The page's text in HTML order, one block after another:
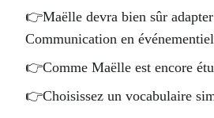
👉Maëlle devra bien sûr
Communication en
👉Comme Maëlle est encore
👉Choisissez un vocabulaire